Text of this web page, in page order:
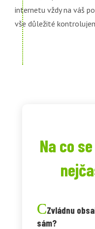
internetu vždy na váš
vše důležité
Na co
Zvládnu
sám?